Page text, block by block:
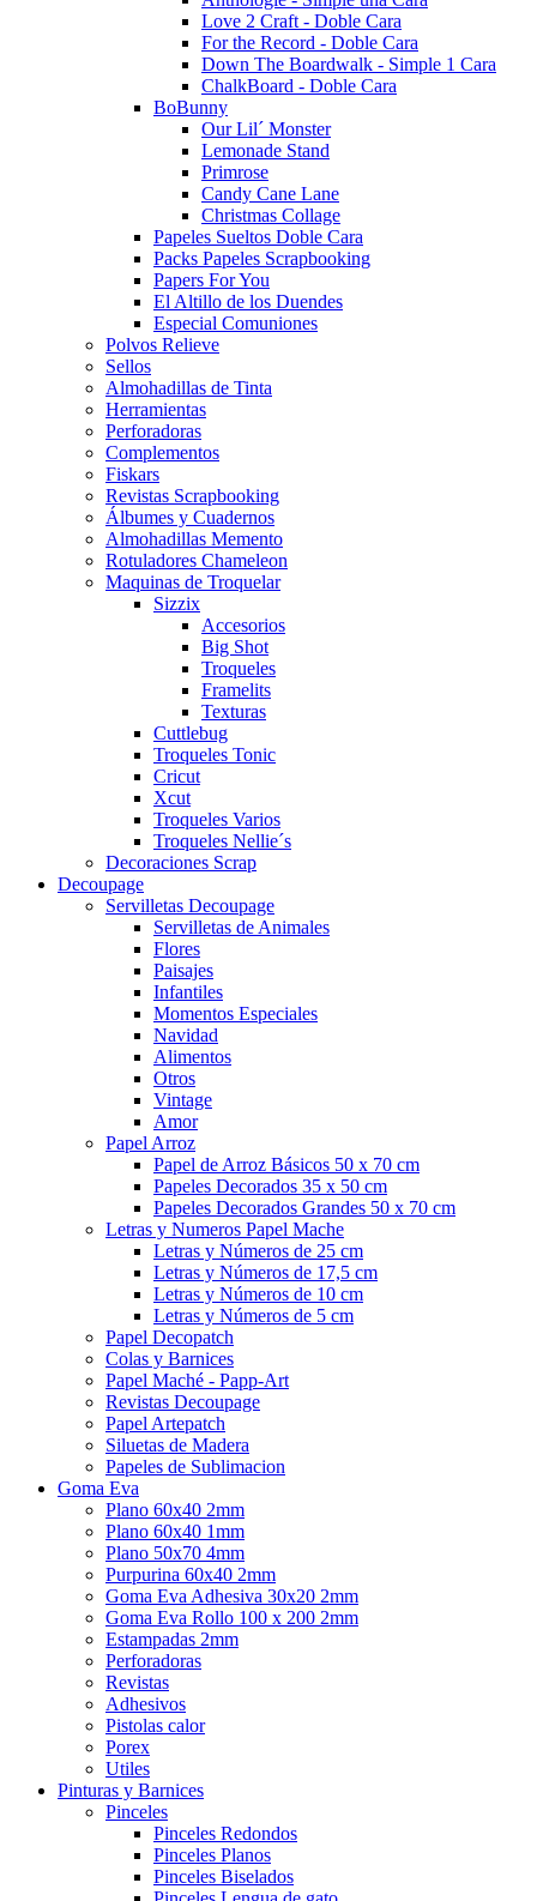
Love 2 Craft - Doble Cara
For the Record - Doble Cara
Down The Boardwalk - Simple 1 Cara
ChalkBoard - Doble Cara
BoBunny
Our Lil´ Monster
Lemonade Stand
Primrose
Candy Cane Lane
Christmas Collage
Papeles Sueltos Doble Cara
Packs Papeles Scrapbooking
Papers For You
El Altillo de los Duendes
Especial Comuniones
Polvos Relieve
Sellos
Almohadillas de Tinta
Herramientas
Perforadoras
Complementos
Fiskars
Revistas Scrapbooking
Álbumes y Cuadernos
Almohadillas Memento
Rotuladores Chameleon
Maquinas de Troquelar
Sizzix
Accesorios
Big Shot
Troqueles
Framelits
Texturas
Cuttlebug
Troqueles Tonic
Cricut
Xcut
Troqueles Varios
Troqueles Nellie´s
Decoraciones Scrap
Decoupage
Servilletas Decoupage
Servilletas de Animales
Flores
Paisajes
Infantiles
Momentos Especiales
Navidad
Alimentos
Otros
Vintage
Amor
Papel Arroz
Papel de Arroz Básicos 50 x 70 cm
Papeles Decorados 35 x 50 cm
Papeles Decorados Grandes 50 x 70 cm
Letras y Numeros Papel Mache
Letras y Números de 25 cm
Letras y Números de 17,5 cm
Letras y Números de 10 cm
Letras y Números de 5 cm
Papel Decopatch
Colas y Barnices
Papel Maché - Papp-Art
Revistas Decoupage
Papel Artepatch
Siluetas de Madera
Papeles de Sublimacion
Goma Eva
Plano 60x40 2mm
Plano 60x40 1mm
Plano 50x70 4mm
Purpurina 60x40 2mm
Goma Eva Adhesiva 30x20 2mm
Goma Eva Rollo 100 x 200 2mm
Estampadas 2mm
Perforadoras
Revistas
Adhesivos
Pistolas calor
Porex
Utiles
Pinturas y Barnices
Pinceles
Pinceles Redondos
Pinceles Planos
Pinceles Biselados